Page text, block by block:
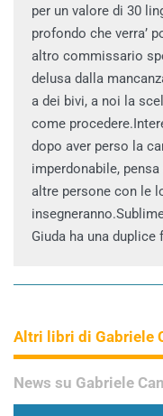
per un valore di 30
profondo che verra’
altro commissario
delusa dalla
a dei bivi, a noi la
come
dopo aver perso la
imperdonabile,
altre persone con le
Giuda ha una
Altri libri di Gabriele
News su Gabriele